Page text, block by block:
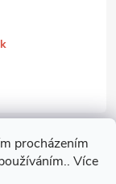
procházením
Více